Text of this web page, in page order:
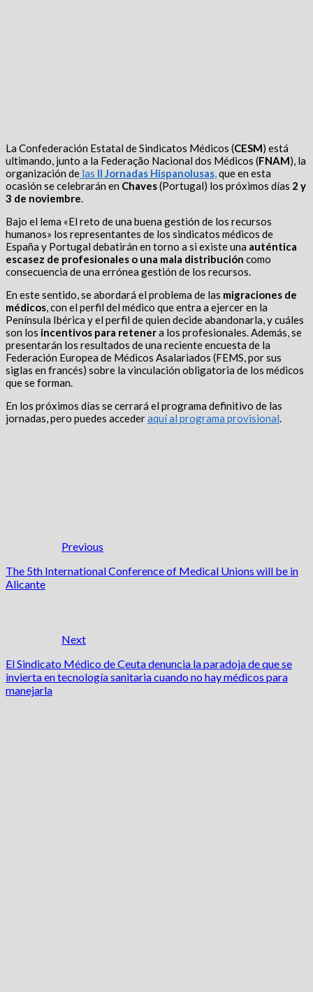
La Confederación Estatal de Sindicatos Médicos (CESM) está
ultimando, junto a la Federação Nacional dos Médicos (FNAM), la
organización de las II Jornadas Hispanolusas,que en esta
ocasión se celebrarán en Chaves(Portugal) los próximos días 2 y
3 de noviembre.
Bajo el lema «El reto de una buena gestión de los recursos
humanos» los representantes de los sindicatos médicos de
España y Portugal debatirán en torno a si existe una auténtica
escasez de profesionales o una mala distribución como
consecuencia de una errónea gestión de los recursos.
En este sentido, se abordará el problema de las migraciones de
médicos, con el perfil del médico que entra a ejercer en la
Península Ibérica y el perfil de quien decide abandonarla, y cuáles
son los incentivos para retenera los profesionales. Además, se
presentarán los resultados de una reciente encuesta de la
Federación Europea de Médicos Asalariados (FEMS, por sus
siglas en francés) sobre la vinculación obligatoria de los médicos
que se forman.
En los próximos días se cerrará el programa definitivo de las
jornadas, pero puedes accederaquí al programa provisional.
Previous
The 5th International Conference of Medical Unions will be in
Alicante
Next
El Sindicato Médico de Ceuta denuncia la paradoja de que se
invierta en tecnología sanitaria cuando no hay médicos para
manejarla